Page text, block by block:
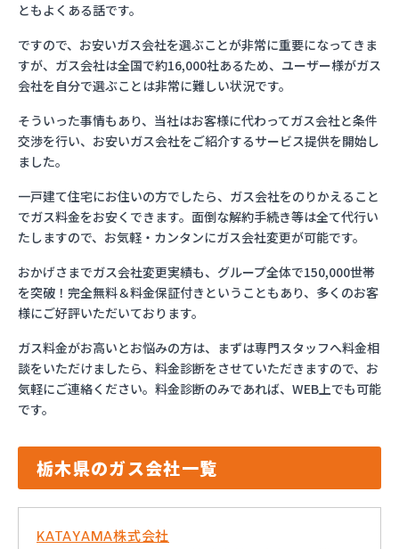
ともよくある話です。
ですので、お安いガス会社を選ぶことが非常に重要になってきま
すが、ガス会社は全国で約16,000社あるため、ユーザー様がガス
会社を自分で選ぶことは非常に難しい状況です。
そういった事情もあり、当社はお客様に代わってガス会社と条件
交渉を行い、お安いガス会社をご紹介するサービス提供を開始し
ました。
一戸建て住宅にお住いの方でしたら、ガス会社をのりかえること
でガス料金をお安くできます。面倒な解約手続き等は全て代行い
たしますので、お気軽・カンタンにガス会社変更が可能です。
おかげさまでガス会社変更実績も、グループ全体で150,000世帯
を突破！完全無料＆料金保証付きということもあり、多くのお客
様にご好評いただいております。
ガス料金がお高いとお悩みの方は、まずは専門スタッフへ料金相
談をいただけましたら、料金診断をさせていただきますので、お
気軽にご連絡ください。料金診断のみであれば、WEB上でも可能
です。
栃木県のガス会社一覧
KATAYAMA株式会社